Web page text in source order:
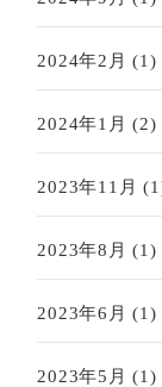
2024年2月 (1)
2024年1月 (2)
2023年11月
2023年8月 (1)
2023年6月 (1)
2023年5月 (1)